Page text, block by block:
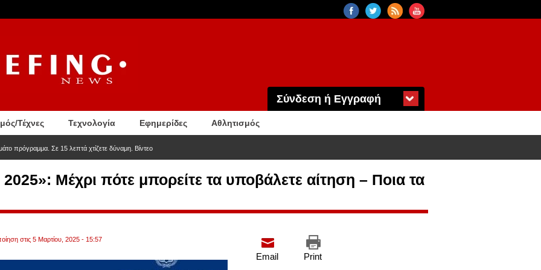
Σύνδεση ή Εγγραφή
Τέχνες Τεχνολογία Εφημερίδες Αθλητισμός
πρόγραμμα. Σε 15 λεπτά χτίζετε δύναμη. Βίντεο
Μέχρι πότε μπορείτε τα υποβάλετε αίτηση – Ποια τα
στις 5 Μαρτίου, 2025 - 15:57
Print
Email